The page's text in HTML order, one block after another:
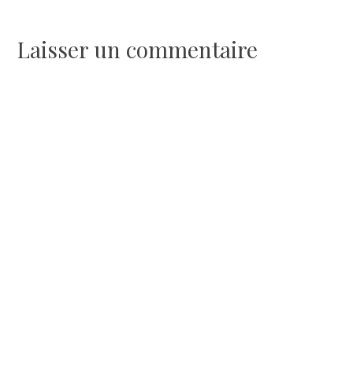
l’article
Laisser un commentaire